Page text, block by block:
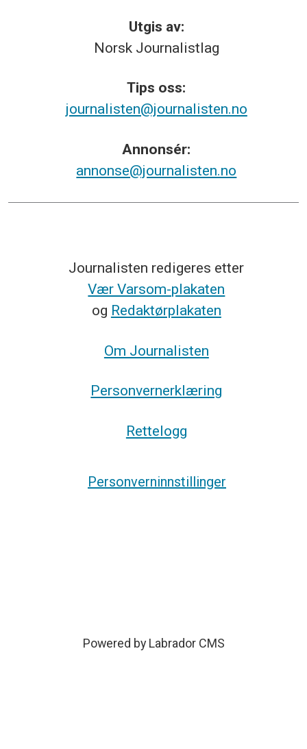
Utgis av:
Norsk Journalistlag
Tips oss:
journalisten@journalisten.no
Annonsér:
annonse@journalisten.no
Journalisten redigeres etter
Vær Varsom-plakaten
og Redaktørplakaten
Om Journalisten
Personvernerklæring
Rettelogg
Personverninnstillinger
Powered by Labrador CMS